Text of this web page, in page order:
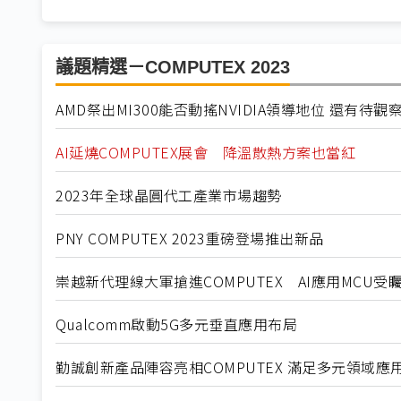
議題精選－COMPUTEX 2023
AMD祭出MI300能否動搖NVIDIA領導地位 還有待觀察
AI延燒COMPUTEX展會 降溫散熱方案也當紅
2023年全球晶圓代工產業市場趨勢
PNY COMPUTEX 2023重磅登場推出新品
崇越新代理線大軍搶進COMPUTEX AI應用MCU受矚
Qualcomm啟動5G多元垂直應用布局
勤誠創新產品陣容亮相COMPUTEX 滿足多元領域應